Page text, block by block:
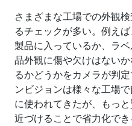
さまざまな工場での外観
るチェックが多い。例え
製品に入っているか、ラ
品外観に傷や欠けはない
るかどうかをカメラが判
ンビジョンは様々な工場
に使われてきたが、もっ
近づけることで省力化でき